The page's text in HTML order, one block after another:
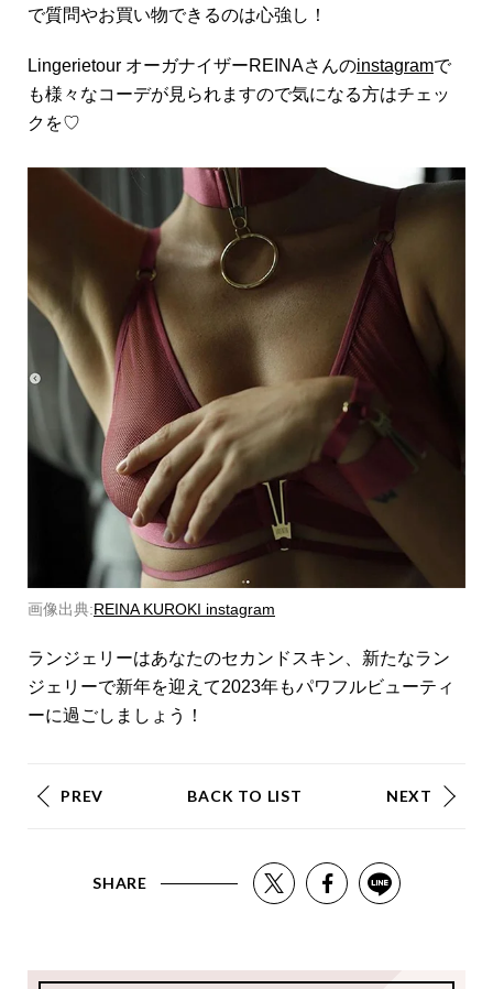
で質問やお買い物できるのは心強し！
Lingerietour オーガナイザーREINAさんのinstagramで
も様々なコーデが見られますので気になる方はチェッ
クを♡
画像出典:REINA KUROKI instagram
ランジェリーはあなたのセカンドスキン、新たなラン
ジェリーで新年を迎えて2023年もパワフルビューティ
ーに過ごしましょう！
PREV BACK TO LIST NEXT
SHARE